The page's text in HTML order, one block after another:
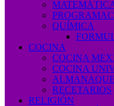
QUÍMICA
COCINA
COCINA
COCINA
RECETARIOS
RELIGIÓN